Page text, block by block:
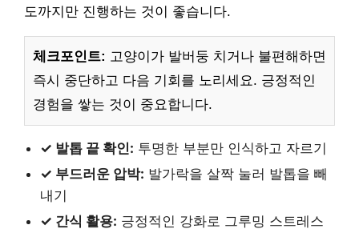
도까지만 진행하는 것이 좋습니다.
체크포인트: 고양이가 발버둥 치거나 불편해하면
즉시 중단하고 다음 기회를 노리세요. 긍정적인
경험을 쌓는 것이 중요합니다.
✓ 발톱 끝 확인: 투명한 부분만 인식하고 자르기
✓ 부드러운 압박: 발가락을 살짝 눌러 발톱을 빼
내기
✓ 간식 활용: 긍정적인 강화로 그루밍 스트레스